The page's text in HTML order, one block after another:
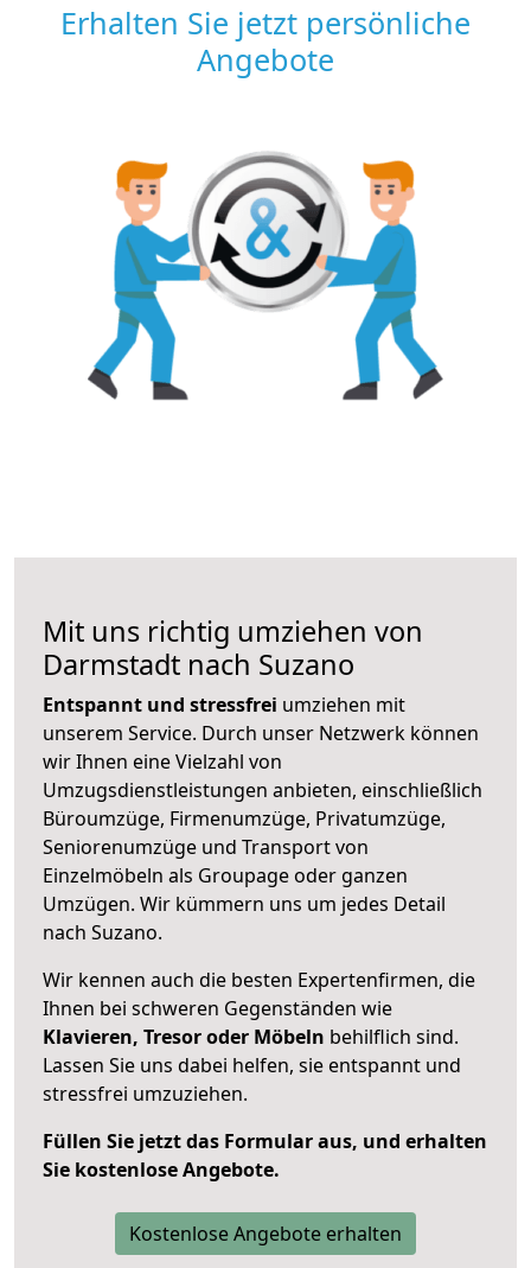
Erhalten Sie jetzt persönliche
Angebote
Mit uns richtig umziehen von
Darmstadt nach Suzano
Entspannt und stressfrei umziehen mit
unserem Service. Durch unser Netzwerk können
wir Ihnen eine Vielzahl von
Umzugsdienstleistungen anbieten, einschließlich
Büroumzüge, Firmenumzüge, Privatumzüge,
Seniorenumzüge und Transport von
Einzelmöbeln als Groupage oder ganzen
Umzügen. Wir kümmern uns um jedes Detail
nach Suzano.
Wir kennen auch die besten Expertenfirmen, die
Ihnen bei schweren Gegenständen wie
Klavieren, Tresor oder Möbeln behilflich sind.
Lassen Sie uns dabei helfen, sie entspannt und
stressfrei umzuziehen.
Füllen Sie jetzt das Formular aus, und erhalten
Sie kostenlose Angebote.
Kostenlose Angebote erhalten